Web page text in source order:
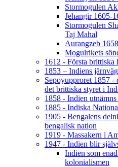
Stormogulen
Jehangir 1605-
Stormogulen
Taj Mahal
Aurangzeb
Mogulrikets
1612 - Första brittiska
1853 – Indiens
Sepoyupproret 1857 -
det brittiska styret i
1858 - Indien
1885 - Indiska
1905 - Bengalens
bengalisk nation
1919 - Massakern i
1947 - Indien blir
Indien som
kolonialismen